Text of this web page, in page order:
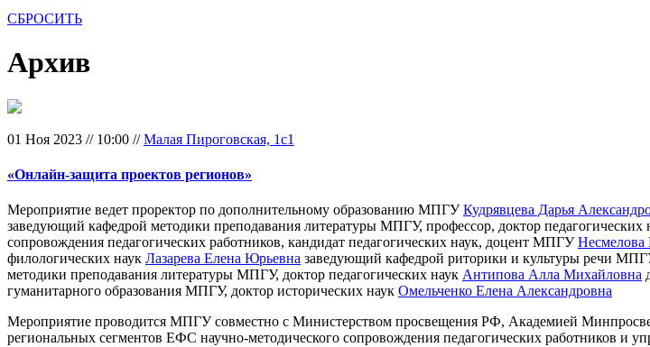
СБРОСИТЬ
Архив
01 Ноя 2023 //10:00 // Малая Пироговская, 1с1
«Онлайн-защита проектов регионов»
Мероприятие ведет проректор по дополнительному образованию МПГУКудрявцева Дарья
заведующий кафедрой методики преподавания литературы МПГУ, профессор, доктор педагогических
сопровождения педагогических работников, кандидат педагогических наук, доцент МПГУ
филологических наук Лазарева Елена Юрьевна заведующий кафедрой риторики и культуры речи
методики преподавания литературы МПГУ, доктор педагогических наук Антипова Алла Михайловна
гуманитарного образования МПГУ, доктор исторических наук Омельченко Елена Александровна
Мероприятие проводится МПГУ совместно с Министерством просвещения РФ, Академией
региональных сегментов ЕФС научно-методического сопровождения педагогических работников и